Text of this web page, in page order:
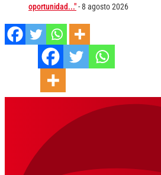
oportunidad..."- 8 agosto 2026